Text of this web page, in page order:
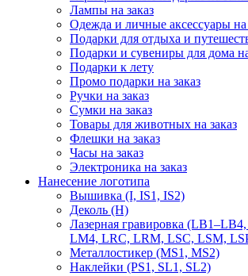
Лампы на заказ
Одежда и личные аксессуары на
Подарки для отдыха и
Подарки и сувениры для дома
Подарки к лету
Промо подарки на заказ
Ручки на заказ
Сумки на заказ
Товары для животных на заказ
Флешки на заказ
Часы на заказ
Электроника на заказ
Нанесение логотипа
Вышивка (I, IS1, IS2)
Деколь (H)
Лазерная гравировка
LM4, LRC, LRM, LSC, LSM,
Металлостикер (MS1, MS2)
Наклейки (PS1, SL1, SL2)